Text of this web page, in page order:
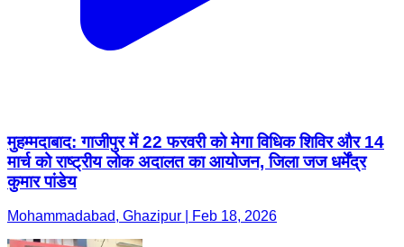
मुहम्मदाबाद: गाजीपुर में 22 फरवरी को मेगा विधिक शिविर और 14
मार्च को राष्ट्रीय लोक अदालत का आयोजन, जिला जज धर्मेंद्र
कुमार पांडेय
Mohammadabad, Ghazipur | Feb 18, 2026